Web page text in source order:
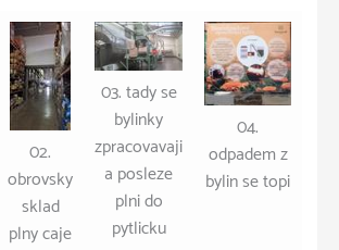
02.
obrovsky
sklad
plny caje
03. tady se
bylinky
zpracovavaji
a posleze
plni do
pytlicku
04.
odpadem z
bylin se topi